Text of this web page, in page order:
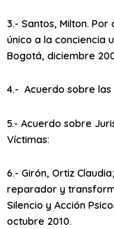
3.- Santos, Milton.
único a la conciencia
Bogotá, diciembre
4.- Acuerdo sobre las
5.- Acuerdo sobre
Víctimas:
6.- Girón, Ortiz
reparador y
Silencio y Acción
octubre 2010.